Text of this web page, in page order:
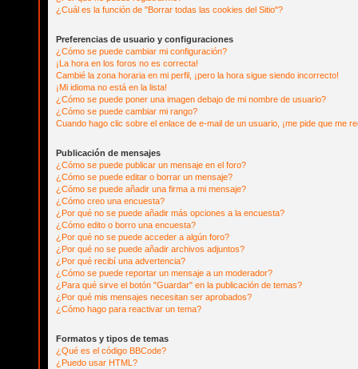
¿Cuál es la función de "Borrar todas las cookies del Sitio"?
Preferencias de usuario y configuraciones
¿Cómo se puede cambiar mi configuración?
¡La hora en los foros no es correcta!
Cambié la zona horaria en mi perfil, ¡pero la hora sigue siendo incorrecto!
¡Mi idioma no está en la lista!
¿Cómo se puede poner una imagen debajo de mi nombre de usuario?
¿Cómo se puede cambiar mi rango?
Cuando hago clic sobre el enlace de e-mail de un usuario, ¡me pide que me
Publicación de mensajes
¿Cómo se puede publicar un mensaje en el foro?
¿Cómo se puede editar o borrar un mensaje?
¿Cómo se puede añadir una firma a mi mensaje?
¿Cómo creo una encuesta?
¿Por qué no se puede añadir más opciones a la encuesta?
¿Cómo edito o borro una encuesta?
¿Por qué no se puede acceder a algún foro?
¿Por qué no se puede añadir archivos adjuntos?
¿Por qué recibí una advertencia?
¿Cómo se puede reportar un mensaje a un moderador?
¿Para qué sirve el botón "Guardar" en la publicación de temas?
¿Por qué mis mensajes necesitan ser aprobados?
¿Cómo hago para reactivar un tema?
Formatos y tipos de temas
¿Qué es el código BBCode?
¿Puedo usar HTML?